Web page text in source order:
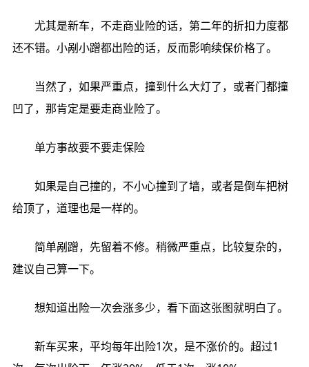
尤其是新车，不走商业险的话，第二年的折扣力度都
还不错。小剐小蹭都出险的话，反而影响续保价格了。
当然了，如果严重点，撞到什么大灯了，或者门都撞
凹了，那肯定是要走商业险了。
单方事故要不要走保险
如果是自己撞的，不小心撞到了墙，或者是倒车把树
给顶了，道理也是一样的。
简单剐蹭，先留着不修。稍微严重点，比较复杂的，
建议自己算一下。
想知道出险一次会涨多少，看下面这张图就明白了。
新车买来，平均每年出险1次，是不涨价的。超过1